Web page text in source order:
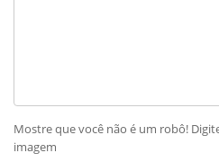
Mostre que você não é um robô!
imagem